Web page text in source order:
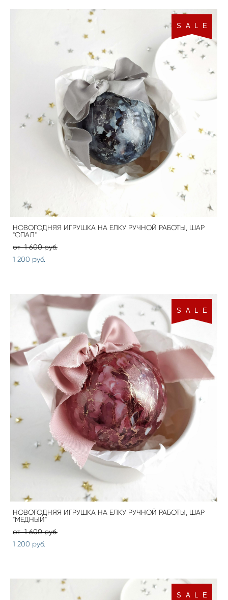
S A L E
НОВОГОДНЯЯ ИГРУШКА НА ЕЛКУ РУЧНОЙ РАБОТЫ, ШАР
"ОПАЛ"
от 1 600 pуб.
1 200 pуб.
S A L E
НОВОГОДНЯЯ ИГРУШКА НА ЕЛКУ РУЧНОЙ РАБОТЫ, ШАР
"МЕДНЫЙ"
от 1 600 pуб.
1 200 pуб.
S A L E